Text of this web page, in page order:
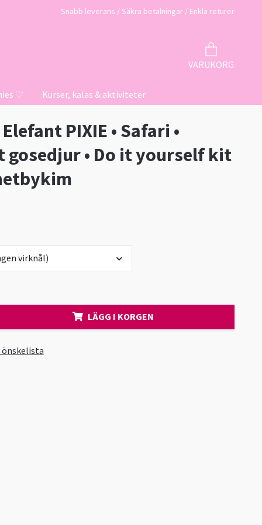
Snabb leverans / Säkra betalningar / Enkla returer
VARUKORG
♡ Kurser, kalas & aktiviteter
PIXIE • Safari •
gosedjur • Do it yourself kit
virknål)
LÄGG I KORGEN